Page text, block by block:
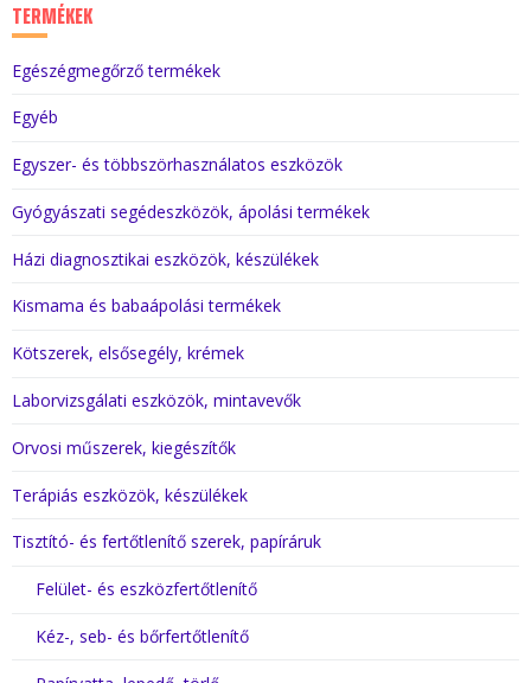
TERMÉKEK
Egészégmegőrző termékek
Egyéb
Egyszer- és többszörhasználatos eszközök
Gyógyászati segédeszközök, ápolási termékek
Házi diagnosztikai eszközök, készülékek
Kismama és babaápolási termékek
Kötszerek, elsősegély, krémek
Laborvizsgálati eszközök, mintavevők
Orvosi műszerek, kiegészítők
Terápiás eszközök, készülékek
Tisztító- és fertőtlenítő szerek, papíráruk
Felület- és eszközfertőtlenítő
Kéz-, seb- és bőrfertőtlenítő